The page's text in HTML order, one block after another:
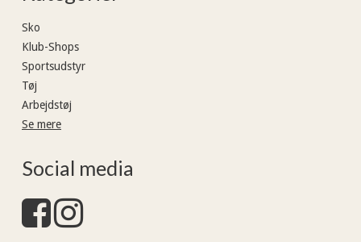
Sko
Klub-Shops
Sportsudstyr
Tøj
Arbejdstøj
Se mere
Social media